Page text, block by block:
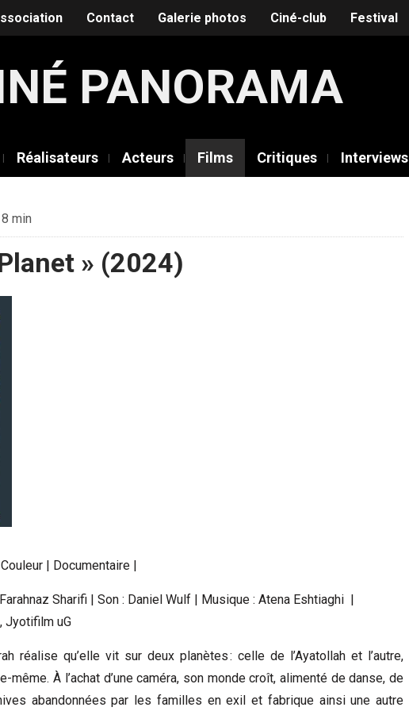
Contact Galerie photos Ciné-club Festival
PANORAMA
Réalisateurs Acteurs Films Critiques Interviews
min
» (2024)
| Documentaire |
Sharifi | Son : Daniel Wulf | Musique : Atena Eshtiaghi |
Jyotifilm uG
réalise qu’elle vit sur deux planètes : celle de l’Ayatollah et l’autre,
À l’achat d’une caméra, son monde croît, alimenté de danse, de
abandonnées par les familles en exil et fabrique ainsi une autre